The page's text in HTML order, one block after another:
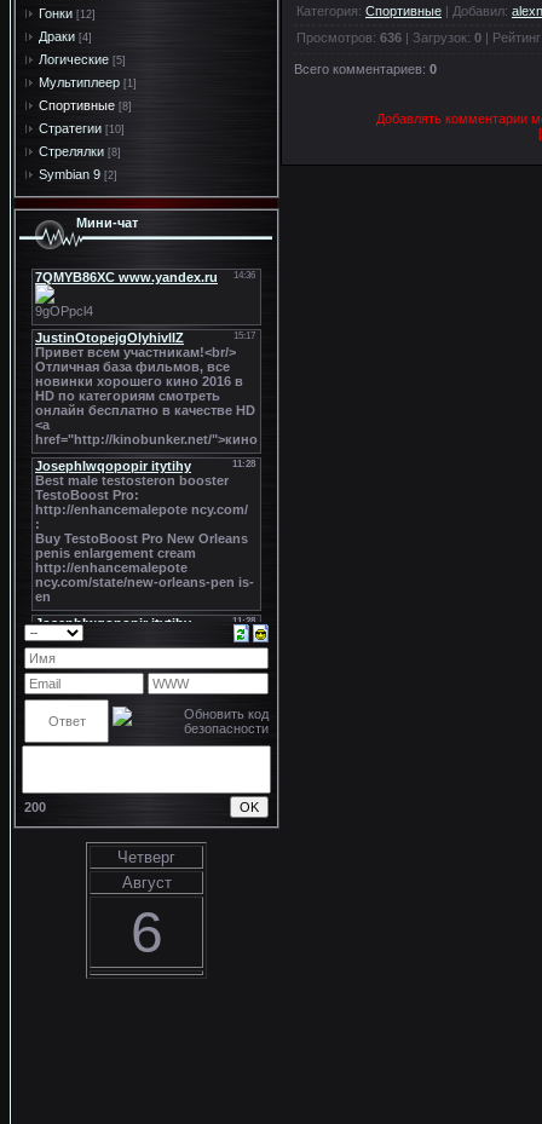
Гонки [12]
Драки [4]
Логические [5]
Мультиплеер [1]
Спортивные [8]
Стратегии [10]
Стрелялки [8]
Symbian 9 [2]
Мини-чат
200
Четверг
Август
6
Категория: Спортивные | Добавил:
Просмотров: 636 | Загрузок: 0 | Рейтинг
Всего комментариев: 0
Добавлять комментарии